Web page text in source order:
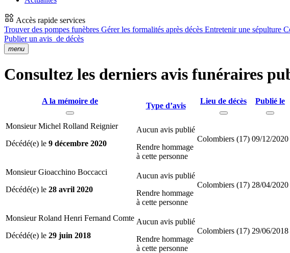
Accès rapide services
Trouver des pompes funèbres Gérer les formalités après décès Entretenir une sépulture
Publier un avis de décès
menu
Consultez les derniers avis funéraires
A la mémoire de
Type d’avis
Lieu de décès Publié le
Monsieur Michel Rolland Reignier
Décédé(e) le 9 décembre 2020
Aucun avis publié
Rendre hommage
à cette personne
Colombiers (17) 09/12/2020
Monsieur Gioacchino Boccacci
Décédé(e) le 28 avril 2020
Aucun avis publié
Rendre hommage
à cette personne
Colombiers (17) 28/04/2020
Monsieur Roland Henri Fernand Comte
Décédé(e) le 29 juin 2018
Aucun avis publié
Rendre hommage
à cette personne
Colombiers (17) 29/06/2018